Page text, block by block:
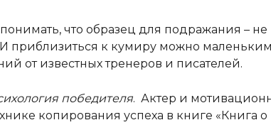
что образец для подражания –
приблизиться к кумиру можно
от известных тренеров и писателей.
победителя. Актер и
копирования успеха в книге «Книга